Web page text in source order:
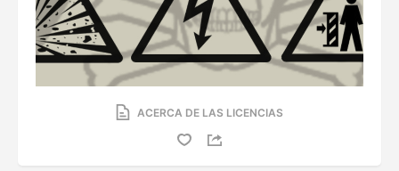
ACERCA DE LAS LICENCIAS